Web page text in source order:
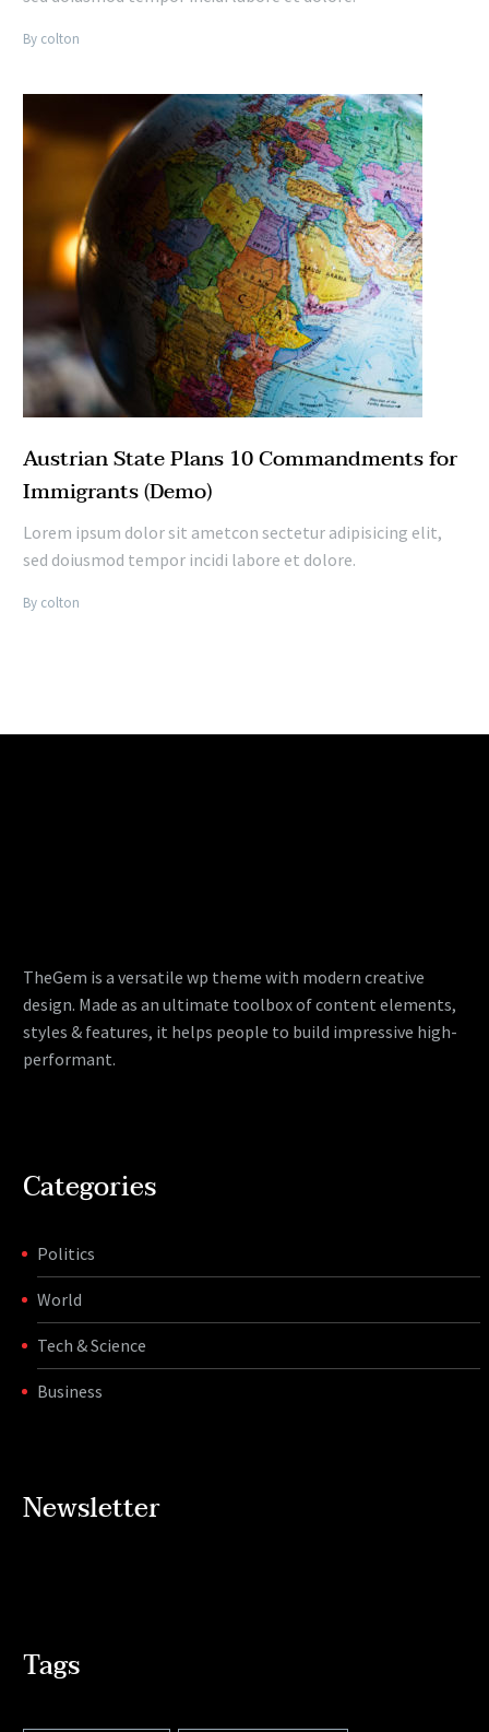
By colton
Austrian State Plans 10 Commandments for
Immigrants (Demo)
Lorem ipsum dolor sit ametcon sectetur adipisicing elit,
sed doiusmod tempor incidi labore et dolore.
By colton
TheGem is a versatile wp theme with modern creative
design. Made as an ultimate toolbox of content elements,
styles & features, it helps people to build impressive high-
performant.
Categories
Politics
World
Tech & Science
Business
Newsletter
Tags